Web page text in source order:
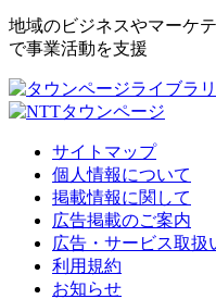
地域のビジネスやマーケ
で事業活動を支援
サイトマップ
個人情報について
掲載情報に関して
広告掲載のご案内
広告・サービス取扱
利用規約
お知らせ